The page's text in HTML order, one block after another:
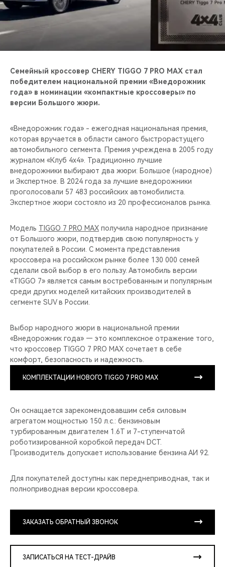
НАШИ МЕРОПРИЯТИЯ
ВИДЕООБЗОРЫ
CHERY ДЛЯ ДЕТЕЙ
Семейный кроссовер CHERY TIGGO 7 PRO MAX стал
победителем национальной премии «Внедорожник
года» в номинации «компактные кроссоверы» по
версии Большого жюри.
«Внедорожник года» - ежегодная национальная премия,
которая вручается в области самого быстрорастущего
автомобильного сегмента. Премия учреждена в 2005 году
журналом «Клуб 4х4». Традиционно лучшие
внедорожники выбирают два жюри: Большое (народное)
и Экспертное. В 2024 года за лучшие внедорожники
проголосовали 57 483 российских автомобилиста.
Экспертное жюри состояло из 20 профессионалов рынка.
Модель TIGGO 7 PRO MAX получила народное признание
от Большого жюри, подтвердив свою популярность у
покупателей в России. C момента представления
кроссовера на российском рынке более 130 000 семей
сделали свой выбор в его пользу. Автомобиль версии
«TIGGO 7» является самым востребованным и популярным
среди других моделей китайских производителей в
сегменте SUV в России.
Выбор народного жюри в национальной премии
«Внедорожник года» — это комплексное отражение того,
что кроссовер TIGGO 7 PRO MAX сочетает в себе
комфорт, безопасность и надежность.
КОМПЛЕКТАЦИИ НОВОГО TIGGO 7 PRO MAX
Он оснащается зарекомендовавшим себя силовым
агрегатом мощностью 150 л.с.: бензиновым
турбированным двигателем 1.6T и 7-ступенчатой
роботизированной коробкой передач DCT.
Производитель допускает использование бензина АИ 92.
Для покупателей доступны как переднеприводная, так и
полноприводная версии кроссовера.
ЗАКАЗАТЬ ОБРАТНЫЙ ЗВОНОК
ЗАПИСАТЬСЯ НА ТЕСТ-ДРАЙВ